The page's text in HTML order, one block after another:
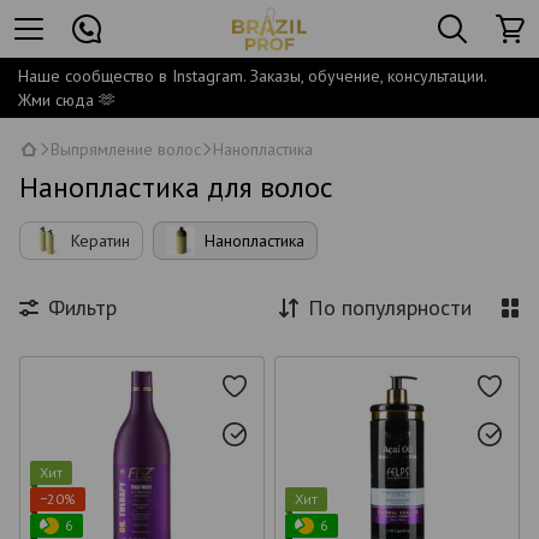
Наше сообщество в Instagram. Заказы, обучение, консультации.
Жми сюда 🫶
Выпрямление волос Нанопластика
Нанопластика для волос
Кератин Нанопластика
Фильтр По популярности
Хит
−20%
6
Хит
6